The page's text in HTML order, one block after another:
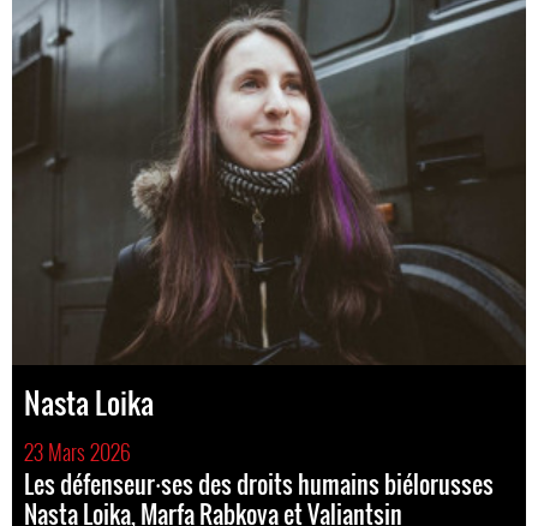
Nasta Loika
23 Mars 2026
Les défenseur⸱ses des droits humains biélorusses
Nasta Loika, Marfa Rabkova et Valiantsin